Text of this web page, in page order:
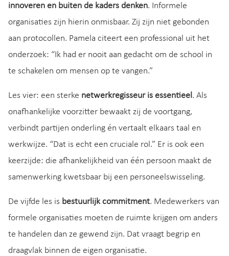
innoveren en buiten de kaders denken. Informele
organisaties zijn hierin onmisbaar. Zij zijn niet gebonden
aan protocollen. Pamela citeert een professional uit het
onderzoek: “Ik had er nooit aan gedacht om de school in
te schakelen om mensen op te vangen.”
Les vier: een sterke netwerkregisseur is essentieel . Als
onafhankelijke voorzitter bewaakt zij de voortgang,
verbindt partijen onderling én vertaalt elkaars taal en
werkwijze. “Dat is echt een cruciale rol.” Er is ook een
keerzijde: die afhankelijkheid van één persoon maakt de
samenwerking kwetsbaar bij een personeelswisseling.
De vijfde les is bestuurlijk commitment. Medewerkers van
formele organisaties moeten de ruimte krijgen om anders
te handelen dan ze gewend zijn. Dat vraagt begrip en
draagvlak binnen de eigen organisatie.